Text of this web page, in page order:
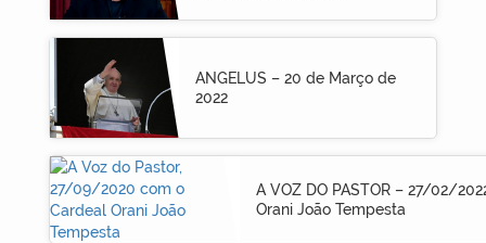
ANGELUS – 20 de Março de
2022
A VOZ DO PASTOR – 27/02/
Orani João Tempesta